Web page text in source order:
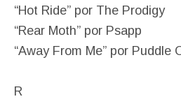
“Hot Ride” por The Prodigy
“Rear Moth” por Psapp
“Away From Me” por Puddle
R